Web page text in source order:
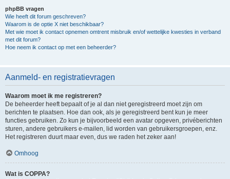
phpBB vragen
Wie heeft dit forum geschreven?
Waarom is de optie X niet beschikbaar?
Met wie moet ik contact opnemen omtrent misbruik en/of wettelijke kwesties in verband
met dit forum?
Hoe neem ik contact op met een beheerder?
Aanmeld- en registratievragen
Waarom moet ik me registreren?
De beheerder heeft bepaalt of je al dan niet geregistreerd moet zijn om
berichten te plaatsen. Hoe dan ook, als je geregistreerd bent kun je meer
functies gebruiken. Zo kun je bijvoorbeeld een avatar opgeven, privéberichten
sturen, andere gebruikers e-mailen, lid worden van gebruikersgroepen, enz.
Het registreren duurt maar even, dus we raden het zeker aan!
Omhoog
Wat is COPPA?